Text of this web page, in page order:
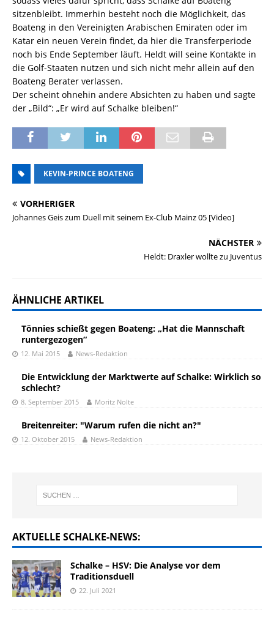
sitzenbleibt. Immerhin besteht noch die Möglichkeit, das
Boateng in den Vereinigten Arabischen Emiraten oder im
Katar ein neuen Verein findet, da hier die Transferperiode
noch bis Ende September läuft. Heldt will seine Kontakte in
die Golf-Staaten nutzen und sich nicht mehr allein auf den
Boateng Berater verlassen.
Der scheint ohnehin andere Absichten zu haben und sagte
der „Bild“: „Er wird auf Schalke bleiben!“
KEVIN-PRINCE BOATENG
VORHERIGER
Johannes Geis zum Duell mit seinem Ex-Club Mainz 05 [Video]
NÄCHSTER
Heldt: Draxler wollte zu Juventus
ÄHNLICHE ARTIKEL
Tönnies schießt gegen Boateng: „Hat die Mannschaft
runtergezogen“
12. Mai 2015 News-Redaktion
Die Entwicklung der Marktwerte auf Schalke: Wirklich so
schlecht?
8. September 2015 Moritz Nolte
Breitenreiter: "Warum rufen die nicht an?"
12. Oktober 2015 News-Redaktion
AKTUELLE SCHALKE-NEWS:
Schalke – HSV: Die Analyse vor dem
Traditionsduell
22. Juli 2021